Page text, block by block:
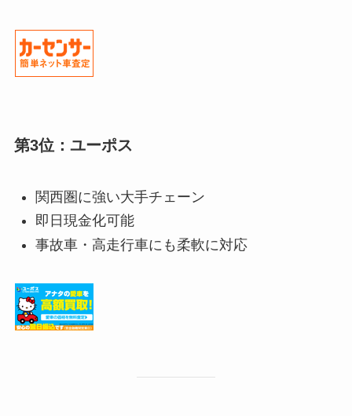
第3位：ユーポス
関西圏に強い大手チェーン
即日現金化可能
事故車・高走行車にも柔軟に対応